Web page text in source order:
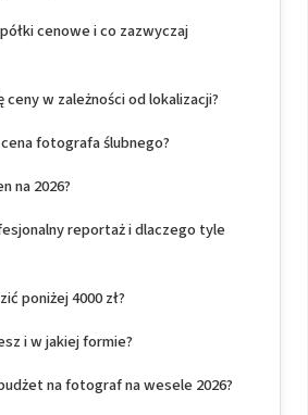
cenowe i co zazwyczaj
ceny w zależności od lokalizacji?
fotografa ślubnego?
na 2026?
reportaż i dlaczego tyle
poniżej 4000 zł?
i w jakiej formie?
na fotograf na wesele 2026?